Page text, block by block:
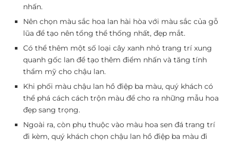
nhấn.
Nên chọn màu sắc hoa lan hài hòa với màu sắc của gỗ
lũa để tạo nên tổng thể thống nhất, đẹp mắt.
Có thể thêm một số loại cây xanh nhỏ trang trí xung
quanh gốc lan để tạo thêm điểm nhấn và tăng tính
thẩm mỹ cho chậu lan.
Khi phối màu chậu lan hồ điệp ba màu, quý khách có
thể phá cách cách trộn màu để cho ra những mẫu hoa
đẹp sang trọng.
Ngoài ra, còn phụ thuộc vào màu hoa sen đá trang trí
đi kèm, quý khách chọn chậu lan hồ điệp ba màu đi